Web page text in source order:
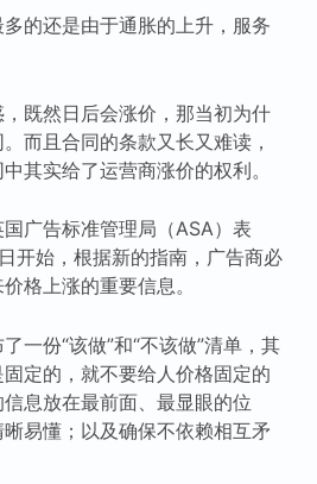
的还是由于通胀的上升，服务
既然日后会涨价，那当初为什
而且合同的条款又长又难读，
其实给了运营商涨价的权利。
广告标准管理局（ASA）表
开始，根据新的指南，广告商必
格上涨的重要信息。
一份“该做”和“不该做”清单，其
定的，就不要给人价格固定的
息放在最前面、最显眼的位
易懂；以及确保不依赖相互矛